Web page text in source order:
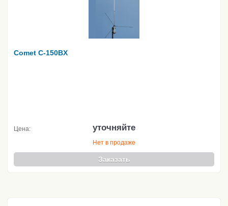
Comet C-150BX
Цена: уточняйте
Нет в продаже
Заказать